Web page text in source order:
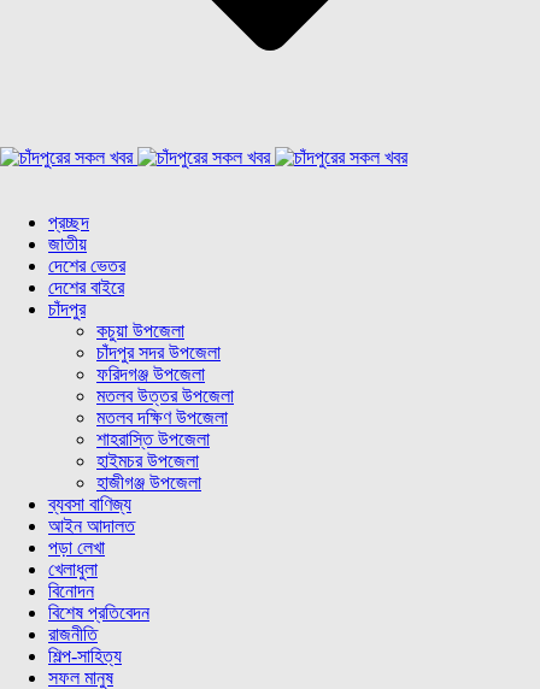
প্রচ্ছদ
জাতীয়
দেশের ভেতর
দেশের বাইরে
চাঁদপুর
কচুয়া উপজেলা
চাঁদপুর সদর উপজেলা
ফরিদগঞ্জ উপজেলা
মতলব উত্তর উপজেলা
মতলব দক্ষিণ উপজেলা
শাহরাস্তি উপজেলা
হাইমচর উপজেলা
হাজীগঞ্জ উপজেলা
ব্যবসা বাণিজ্য
আইন আদালত
পড়া লেখা
খেলাধুলা
বিনোদন
বিশেষ প্রতিবেদন
রাজনীতি
শিল্প-সাহিত্য
সফল মানুষ